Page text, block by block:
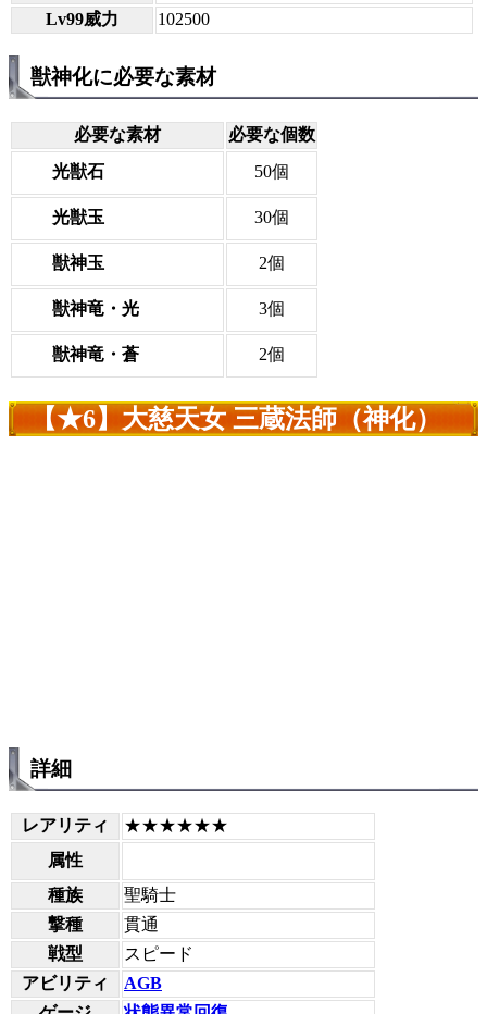
Lv99威力
102500
獣神化に必要な素材
必要な素材
必要な個数
光獣石
50個
光獣玉 30個
獣神玉 2個
獣神竜・光 3個
獣神竜・蒼 2個
【★6】大慈天女 三蔵法師（神化）
詳細
レアリティ
★★★★★★
属性
種族
聖騎士
撃種
貫通
戦型
スピード
アビリティ
AGB